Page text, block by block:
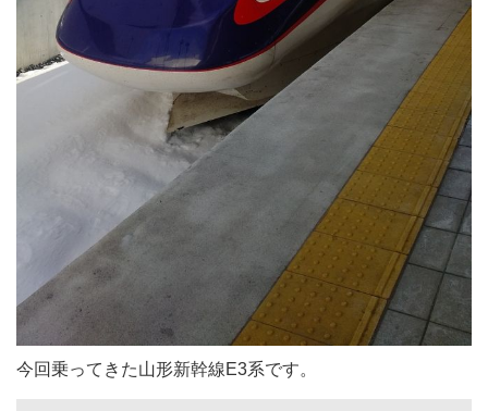
今回乗ってきた山形新幹線E3系です。